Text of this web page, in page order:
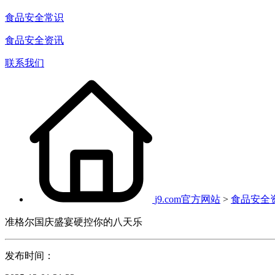
食品安全常识
食品安全资讯
联系我们
j9.com官方网站 > 食品安全
准格尔国庆盛宴硬控你的八天乐
发布时间：